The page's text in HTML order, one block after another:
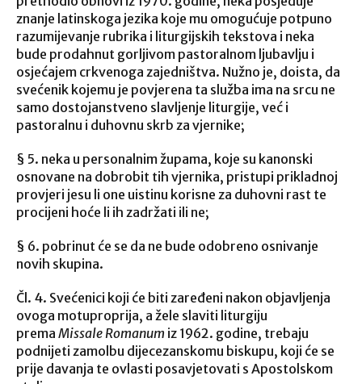
znanje latinskoga jezika koje mu omogućuje potpuno
razumijevanje rubrika i liturgijskih tekstova i neka
bude prodahnut gorljivom pastoralnom ljubavlju i
osjećajem crkvenoga zajedništva. Nužno je, doista, da
svećenik kojemu je povjerena ta služba ima na srcu ne
samo dostojanstveno slavljenje liturgije, već i
pastoralnu i duhovnu skrb za vjernike;
§ 5. neka u personalnim župama, koje su kanonski
osnovane na dobrobit tih vjernika, pristupi prikladnoj
provjeri jesu li one uistinu korisne za duhovni rast te
procijeni hoće li ih zadržati ili ne;
§ 6. pobrinut će se da ne bude odobreno osnivanje
novih skupina.
Čl. 4. Svećenici koji će biti zaređeni nakon objavljenja
ovoga motuproprija, a žele slaviti liturgiju
prema Missale Romanum iz 1962. godine, trebaju
podnijeti zamolbu dijecezanskomu biskupu, koji će se
prije davanja te ovlasti posavjetovati s Apostolskom